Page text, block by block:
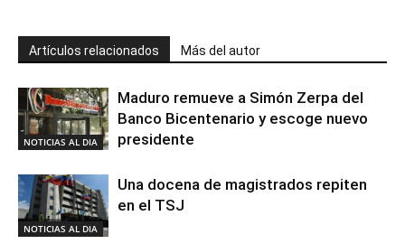
Artículos relacionados Más del autor
NOTICIAS AL DIA
Maduro remueve a Simón Zerpa del
Banco Bicentenario y escoge nuevo
presidente
NOTICIAS AL DIA
Una docena de magistrados repiten
en el TSJ